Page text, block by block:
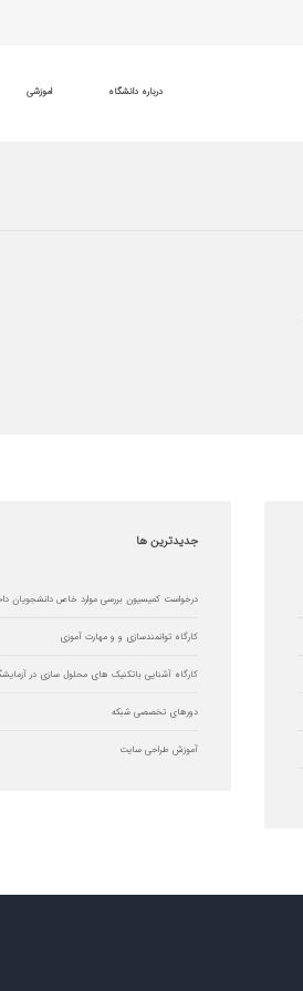
درباره دانشگاه اموزشی
جدیدترینها
درخواست کمیسیون بررسی موارد خاص دانشجویان
کارگاه توانمندسازی و و مهارت آموزی
کارگاه آشنایی باتکنیک های محلول سازی در
دورهای تخصصی شبکه
آموزش طراحی سایت